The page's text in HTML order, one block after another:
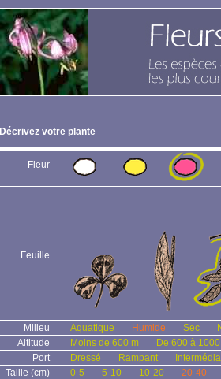
Décrivez votre plante
Fleur
Feuille
Milieu Aquatique Humide Sec
Altitude
Moins de 600 m De 600 à
Port
Dressé Rampant
Taille (cm)
0-5 5-10 10-20 20-40